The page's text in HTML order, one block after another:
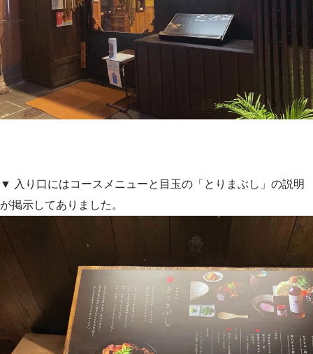
▼ 入り口にはコースメニューと目玉の「とりまぶし」の説明
が掲示してありました。